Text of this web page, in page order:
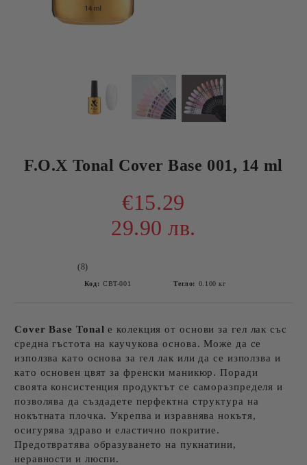
F.O.X Tonal Cover Base 001, 14 ml
€15.29
29.90 лв.
(8)
Код: CBT-001 Тегло: 0.100 кг
Cover Base Tonal е колекция от основи за гел лак със
средна гъстота на каучукова основа. Може да се
използва като основа за гел лак или да се използва и
като основен цвят за френски маникюр. Поради
своята консистенция продуктът се саморазпределя и
позволява да създадете перфектна структура на
нокътната плочка. Укрепва и изравнява нокътя,
осигурява здраво и еластично покритие.
Предотвратява образуването на пукнатини,
неравности и люспи.